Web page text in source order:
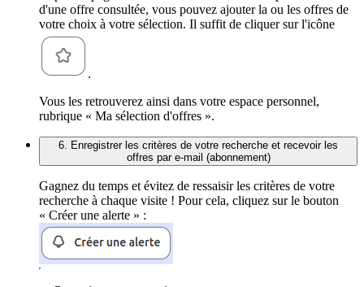
d'une offre consultée, vous pouvez ajouter la ou les offres de
votre choix à votre sélection. Il suffit de cliquer sur l'icône
.
Vous les retrouverez ainsi dans votre espace personnel,
rubrique « Ma sélection d'offres ».
6. Enregistrer les critères de votre recherche et recevoir les
offres par e-mail (abonnement)
Gagnez du temps et évitez de ressaisir les critères de votre
recherche à chaque visite ! Pour cela, cliquez sur le bouton
« Créer une alerte » :